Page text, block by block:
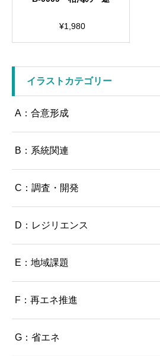
¥1,980
イラストカテゴリー
A：合意形成
B：系統関連
C：調査・開発
D：レジリエンス
E：地域課題
F：再エネ推進
G：省エネ